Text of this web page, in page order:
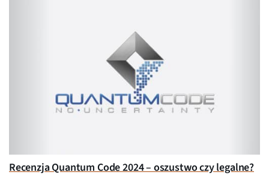
Recenzja Quantum Code 2024 – oszustwo czy legalne?